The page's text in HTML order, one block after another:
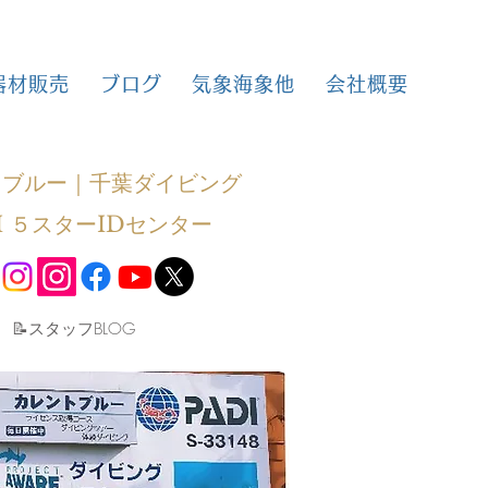
材販売 ブログ 気象海象他 会社概要
ルー｜千葉ダイビング
スターIDセンター
​📝スタッフBLOG